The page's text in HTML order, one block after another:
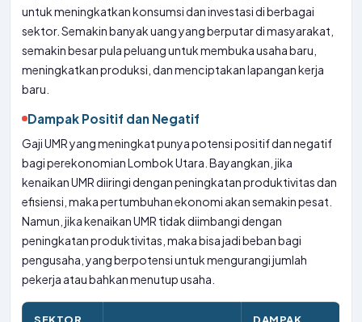
untuk meningkatkan konsumsi dan investasi di berbagai
sektor. Semakin banyak uang yang berputar di masyarakat,
semakin besar pula peluang untuk membuka usaha baru,
meningkatkan produksi, dan menciptakan lapangan kerja
baru.
Dampak Positif dan Negatif
Gaji UMR yang meningkat punya potensi positif dan negatif
bagi perekonomian Lombok Utara. Bayangkan, jika
kenaikan UMR diiringi dengan peningkatan produktivitas dan
efisiensi, maka pertumbuhan ekonomi akan semakin pesat.
Namun, jika kenaikan UMR tidak diimbangi dengan
peningkatan produktivitas, maka bisa jadi beban bagi
pengusaha, yang berpotensi untuk mengurangi jumlah
pekerja atau bahkan menutup usaha.
SEKTOR DAMPAK